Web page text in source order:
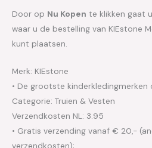
Door op Nu Kopen te klikken gaat
waar u de bestelling van KIEstone
kunt plaatsen.
Merk: KIEstone
• De grootste kinderkledingmerken
Categorie: Truien & Vesten
Verzendkosten NL: 3.95
• Gratis verzending vanaf € 20,-